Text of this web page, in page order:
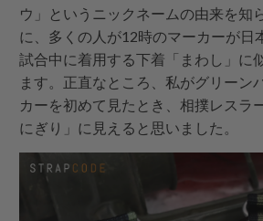
ウ」というニックネームの由来を知
に、多くの人が12時のマーカーが日
試合中に着用する下着「まわし」に
ます。正直なところ、私がグリーン
カーを初めて見たとき、相撲レスラ
にぎり」に見えると思いました。